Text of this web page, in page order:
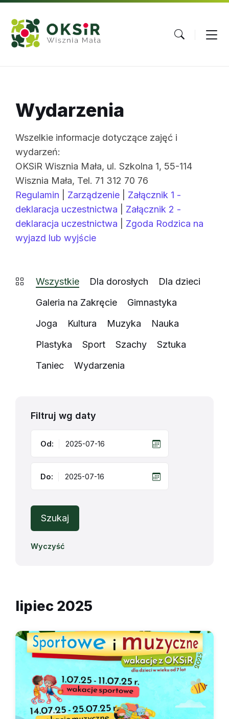
Skip
content
Skip
main
navigation
Skip
footer
Wydarzenia
Wszelkie informacje dotyczące zajęć i
wydarzeń:
OKSiR Wisznia Mała, ul. Szkolna 1, 55-114
Wisznia Mała, Tel. 71 312 70 76
Regulamin
Zarządzenie
Załącznik 1 -
deklaracja uczestnictwa
Załącznik 2 -
deklaracja uczestnictwa
Zgoda Rodzica na
wyjazd lub wyjście
Wszystkie Dla dorosłych
Dla dzieci
Galeria na Zakręcie
Gimnastyka
Joga
Kultura Muzyka
Nauka
Plastyka
Sport Szachy
Sztuka
Taniec
Wydarzenia
Filtruj wg daty
Od:
Do:
Szukaj
Wyczyść
lipiec 2025